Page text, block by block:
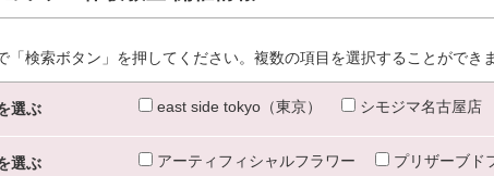
「検索ボタン」を押してください。複数の項目を選択することができま
選ぶ east side tokyo（東京） シモジマ名古屋店
選ぶ アーティフィシャルフラワー プリザーブド